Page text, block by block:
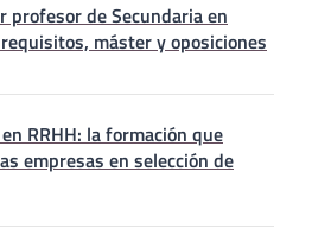
profesor de Secundaria en
máster y oposiciones
RRHH: la formación que
empresas en selección de